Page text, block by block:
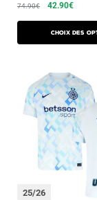
74.90€ 42.90€
Choix des
25/26